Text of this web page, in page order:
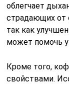
облегчает
страдающих от
так как
может помочь
Кроме того,
свойствами.